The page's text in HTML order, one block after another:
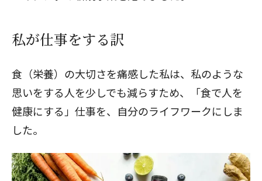
私が仕事をする訳
食（栄養）の大切さを痛感した私は、私のような
思いをする人を少しでも減らすため、「食で人を
健康にする」仕事を、自分のライフワークにしま
した。